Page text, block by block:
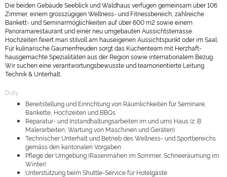
Die beiden Gebäude Seeblick und Waldhaus verfügen gemeinsam über 106
Zimmer, einem grosszügigen Wellness- und Fitnessbereich, zahlreiche
Bankett- und Seminarmöglichkeiten auf über 600 m2 sowie einem
Panoramarestaurant und einer neu umgebauten Aussichtsterrasse.
Hochzeiten feiert man stilvoll am hauseigenen Aussichtspunkt oder im Saal.
Für kulinarische Gaumenfreuden sorgt das Küchenteam mit Herzhaft-
hausgemachte Spezialitäten aus der Region sowie internationalem Bezug.
Wir suchen eine verantwortungsbewusste und teamorientierte Leitung
Technik & Unterhalt.
Duty
Bereitstellung und Einrichtung von Räumlichkeiten für Seminare,
Bankette, Hochzeiten und BBQs
Reparatur- und Instandhaltungsarbeiten im und ums Haus (z. B.
Malerarbeiten, Wartung von Maschinen und Geräten)
Technischer Unterhalt und Betrieb des Wellness- und Sportbereichs
gemäss den kantonalen Vorgaben
Pflege der Umgebung (Rasenmähen im Sommer, Schneeräumung im
Winter)
Unterstützung beim Shuttle-Service für Hotelgäste